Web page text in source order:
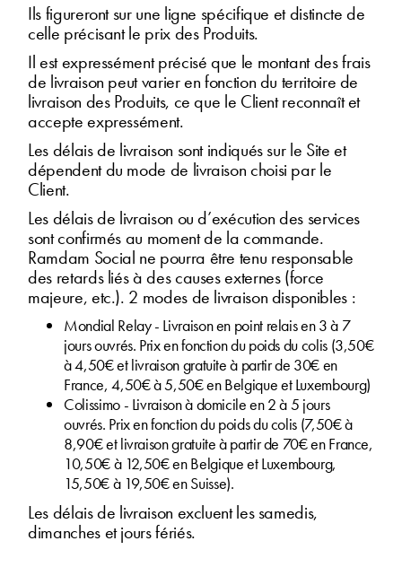
Ils figureront sur une ligne spécifique et distincte de
celle précisant le prix des Produits.
Il est expressément précisé que le montant des frais
de livraison peut varier en fonction du territoire de
livraison des Produits, ce que le Client reconnaît et
accepte expressément.
Les délais de livraison sont indiqués sur le Site et
dépendent du mode de livraison choisi par le
Client.
Les délais de livraison ou d’exécution des services
sont confirmés au moment de la commande.
Ramdam Social ne pourra être tenu responsable
des retards liés à des causes externes (force
majeure, etc.). 2 modes de livraison disponibles :
Mondial Relay - Livraison en point relais en 3 à 7
jours ouvrés. Prix en fonction du poids du colis (3,50€
à 4,50€ et livraison gratuite à partir de 30€ en
France, 4,50€ à 5,50€ en Belgique et Luxembourg)
Colissimo - Livraison à domicile en 2 à 5 jours
ouvrés. Prix en fonction du poids du colis (7,50€ à
8,90€ et livraison gratuite à partir de 70€ en France,
10,50€ à 12,50€ en Belgique et Luxembourg,
15,50€ à 19,50€ en Suisse).
Les délais de livraison excluent les samedis,
dimanches et jours fériés.